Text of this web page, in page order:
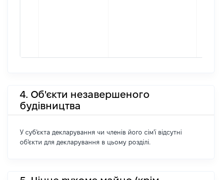
4. Об'єкти незавершеного
будівництва
У суб'єкта декларування чи членів його сім'ї відсутні
об'єкти для декларування в цьому розділі.